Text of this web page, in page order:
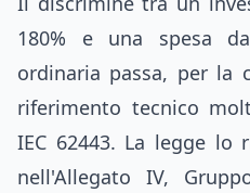
180% e una spesa
ordinaria passa, per la
riferimento tecnico
IEC 62443. La legge lo
nell'Allegato IV,